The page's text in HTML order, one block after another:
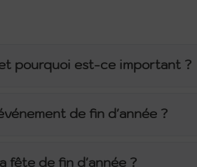
pourquoi est-ce important ?
de fin d'année ?
fête de fin d'année ?